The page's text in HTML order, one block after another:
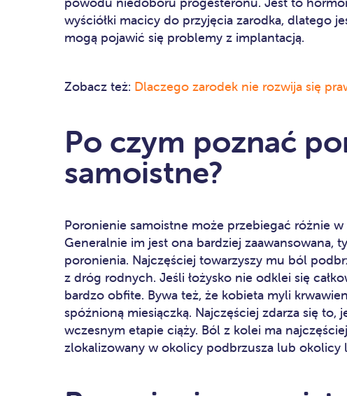
wyściółki macicy do przyjęcia zarodka, dlatego
mogą pojawić się problemy z implantacją.
Zobacz też: Dlaczego zarodek nie rozwija się
Po czym poznać
samoistne?
Poronienie samoistne może przebiegać różnie
Generalnie im jest ona bardziej zaawansowana,
poronienia. Najczęściej towarzyszy mu ból
z dróg rodnych. Jeśli łożysko nie odklei się
bardzo obfite. Bywa też, że kobieta myli
spóźnioną miesiączką. Najczęściej zdarza się to,
wczesnym etapie ciąży. Ból z kolei ma
zlokalizowany w okolicy podbrzusza lub okolicy